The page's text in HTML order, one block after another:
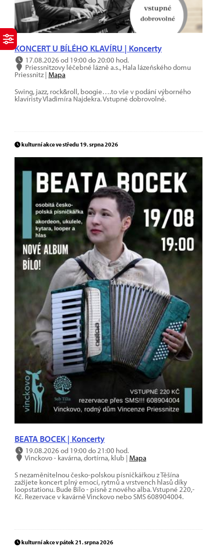
KONCERT U BÍLÉHO KLAVÍRU | Koncerty
17.08.2026 od 19:00 do 20:00 hod.
Priessnitzovy léčebné lázně a.s., Hala lázeňského domu
Priessnitz | Mapa
Swing, jazz, rock&roll, boogie….to vše v podání výborného
klavíristy Vladimíra Najdekra. Vstupné dobrovolné.
kulturní akce ve středu 19. srpna 2026
BEATA BOCEK | Koncerty
19.08.2026 od 19:00 do 21:00 hod.
Vinckovo - kavárna, dortírna, klub | Mapa
S nezaměnitelnou česko-polskou písničkářkou z Těšína
zažijete koncert plný emocí, rytmů a vrstvench hlasů díky
loopstationu. Bude Bílo - písně z nového alba. Vstupné 220,-
Kč. Rezervace v kavárně Vinckovo nebo SMS 608904004.
kulturní akce v pátek 21. srpna 2026